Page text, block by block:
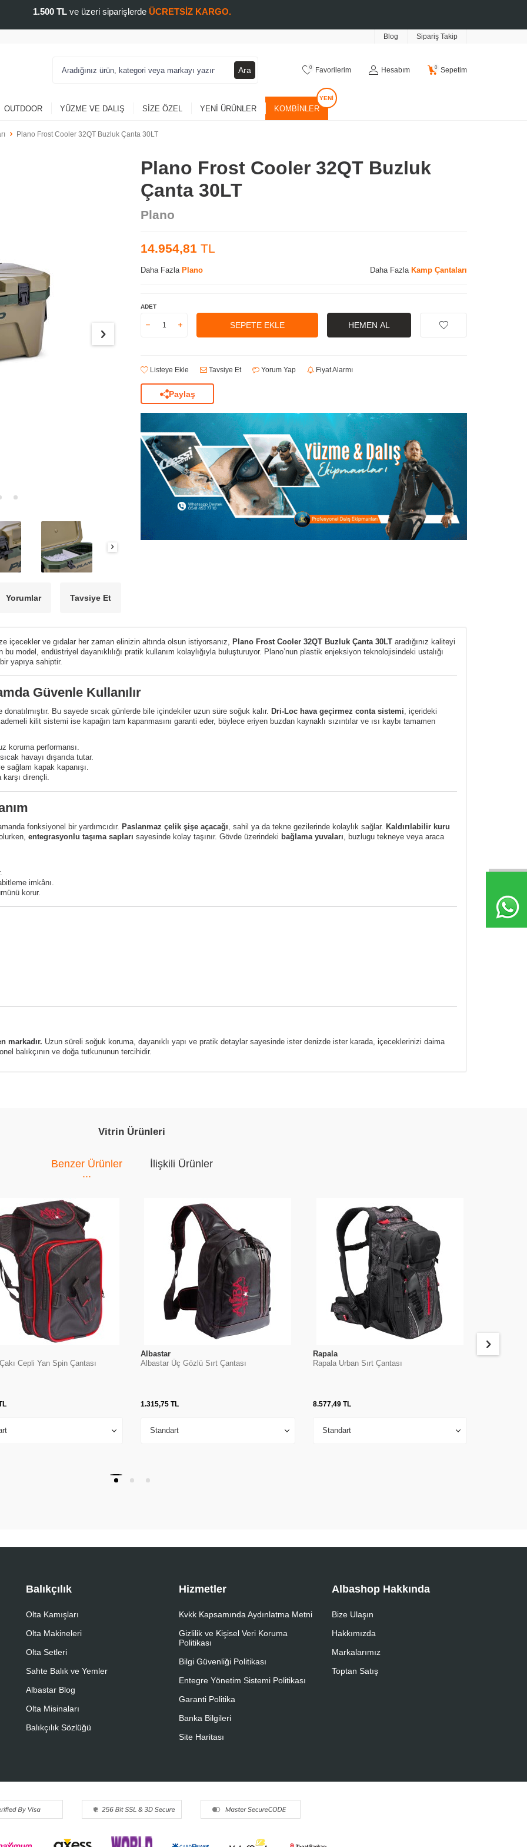
1.500 TLve üzeri siparişlerde ÜCRETSİZ KARGO.
Blog Sipariş Takip
Ara 0 Favorilerim Hesabım 0 Sepetim
OUTDOOR YÜZME VE DALIŞ SIZE ÖZEL YENI ÜRÜNLER KOMBINLER
Plano Frost Cooler 32QT Buzluk Çanta 30LT
Plano Frost Cooler 32QT Buzluk
Çanta 30LT
Plano
14.954,81 TL
Daha Fazla Plano Daha Fazla Kamp Çantaları
ADET
SEPETE EKLE HEMEN AL
Listeye Ekle Tavsiye Et Yorum Yap Fiyat Alarmı
Paylaş
Yorumlar Tavsiye Et
içecekler ve gıdalar her zaman elinizin altında olsun istiyorsanız, Plano Frost Cooler 32QT Buzluk Çanta 30LT aradığınız kaliteyi
model, endüstriyel dayanıklılığı pratik kullanım kolaylığıyla buluşturuyor. Plano’nun plastik enjeksiyon teknolojisindeki ustalığı
yapıya sahiptir.
Güvenle Kullanılır
donatılmıştır. Bu sayede sıcak günlerde bile içindekiler uzun süre soğuk kalır. Dri-Loc hava geçirmez conta sistemi, içerideki
kilit sistemi ise kapağın tam kapanmasını garanti eder, böylece eriyen buzdan kaynaklı sızıntılar ve ısı kaybı tamamen
koruma performansı.
havayı dışarıda tutar.
sağlam kapak kapanışı.
dirençli.
fonksiyonel bir yardımcıdır. Paslanmaz çelik şişe açacağı, sahil ya da tekne gezilerinde kolaylık sağlar. Kaldırılabilir kuru
entegrasyonlu taşıma sapları sayesinde kolay taşınır. Gövde üzerindeki bağlama yuvaları, buzlugu tekneye veya araca
imkânı.
korur.
markadır. Uzun süreli soğuk koruma, dayanıklı yapı ve pratik detaylar sayesinde ister denizde ister karada, içeceklerinizi daima
balıkçının ve doğa tutkununun tercihidir.
Vitrin Ürünleri
Benzer Ürünler İlişkili Ürünler
Cepli Yan Spin Çantası
Albastar
Albastar Üç Gözlü Sırt Çantası
1.315,75 TL
Rapala
Rapala Urban Sırt Çantası
8.577,49TL
Rapala
Balıkçılık
Olta Kamışları
Olta Makineleri
Olta Setleri
Sahte Balık ve Yemler
Albastar Blog
Olta Misinaları
Balıkçılık Sözlüğü
Hizmetler
Kvkk Kapsamında Aydınlatma Metni
Gizlilik ve Kişisel Veri Koruma
Politikası
Bilgi Güvenliği Politikası
Entegre Yönetim Sistemi Politikası
Garanti Politika
Banka Bilgileri
Site Haritası
Albashop Hakkında
Bize Ulaşın
Hakkımızda
Markalarımız
Toptan Satış